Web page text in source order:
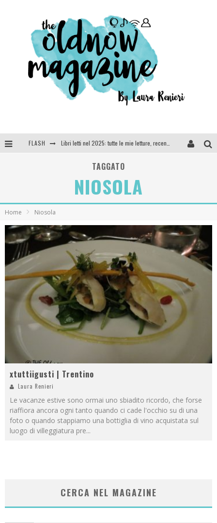
FLASH
SEE YOU AT 5 | Chanel
Anya Taylor-Joy, Jisoo e Willow Smith protagoniste della nuova campagna Dior Addict
TAGGATO
NIOSOLA
Home Niosola
xtuttiigusti | Trentino
Laura Renieri
Le vacanze estive sono ormai uno sbiadito ricordo, che forse
riaffiora ancora ogni tanto quando ci cade l'occhio su di una
foto o quando stappiamo una bottiglia di vino acquistata sul
luogo di villeggiatura pre...
CERCA NEL MAGAZINE